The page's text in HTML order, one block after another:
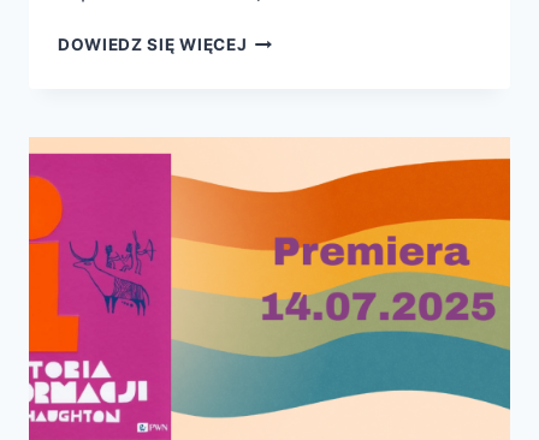
DOWIEDZ SIĘ WIĘCEJ HISTORIA